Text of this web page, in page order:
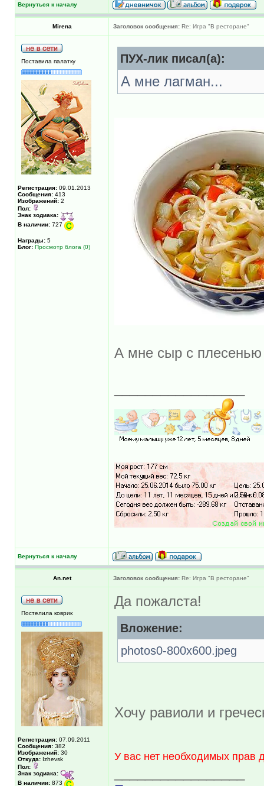
Вернуться к началу
Mirena Заголовок сообщения: Re: Игра "В ресторане"
Поставила палатку
Регистрация: 09.01.2013
Сообщения: 413
Изображений: 2
Пол:
Знак зодиака:
В наличии: 727
Награды: 5
Блог: Просмотр блога (0)
ПУХ-лик писал(а):
А мне лагман...
А мне сыр с плесенью
Вернуться к началу
An.net Заголовок сообщения: Re: Игра "В ресторане"
Постелила коврик
Регистрация: 07.09.2011
Сообщения: 382
Изображений: 30
Откуда: Izhevsk
Пол:
Знак зодиака:
В наличии: 873
Да пожалста!
Вложение:
photos0-800x600.jpeg
Хочу равиоли и
У вас нет необходимых прав